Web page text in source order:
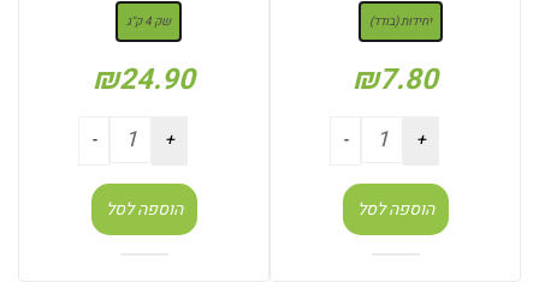
יחידות (בודד)
₪7.80
הוספה לסל
שק 4 ק"ג
₪24.90
הוספה לסל